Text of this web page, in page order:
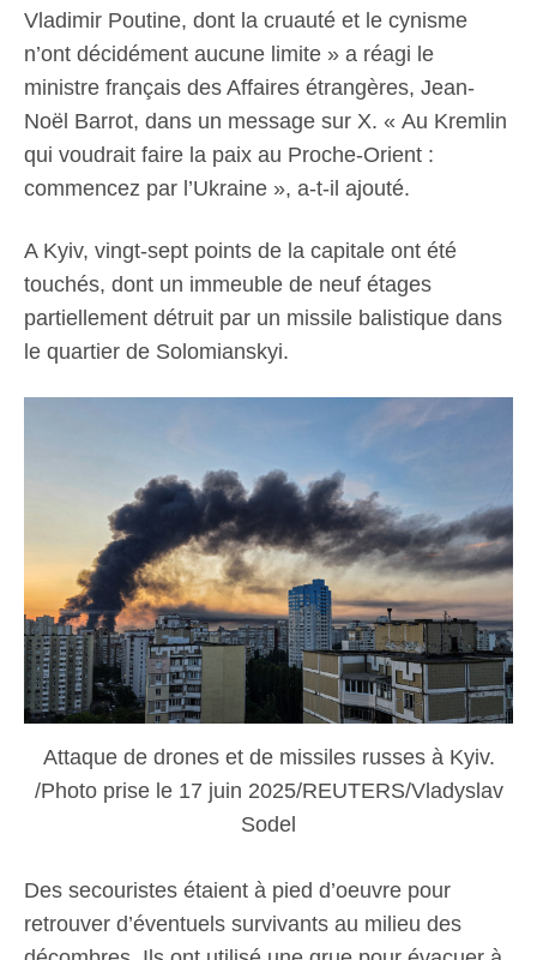
Vladimir Poutine, dont la cruauté et le cynisme
n’ont décidément aucune limite » a réagi le
ministre français des Affaires étrangères, Jean-
Noël Barrot, dans un message sur X. « Au Kremlin
qui voudrait faire la paix au Proche-Orient :
commencez par l’Ukraine », a-t-il ajouté.
A Kyiv, vingt-sept points de la capitale ont été
touchés, dont un immeuble de neuf étages
partiellement détruit par un missile balistique dans
le quartier de Solomianskyi.
Attaque de drones et de missiles russes à Kyiv.
/Photo prise le 17 juin 2025/REUTERS/Vladyslav
Sodel
Des secouristes étaient à pied d’oeuvre pour
retrouver d’éventuels survivants au milieu des